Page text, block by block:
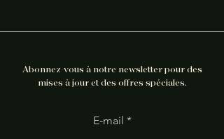
Abonnez-vous à notre newsletter pour des
mises à jour et des offres spéciales.
E-mail